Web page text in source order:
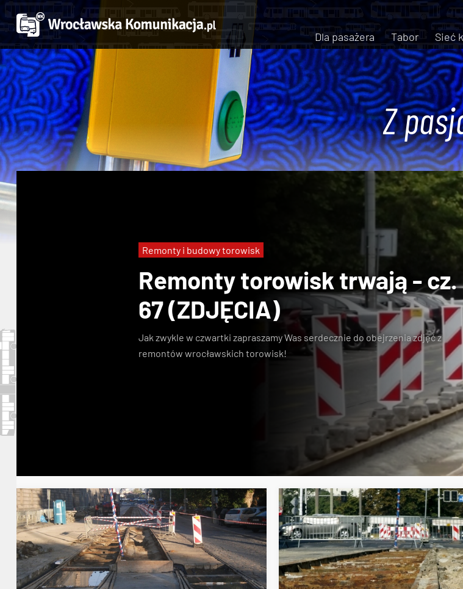
Dla pasażera Tabor Sieć
Z
Remonty torowisk trwają - cz.
67 (ZDJĘCIA)
Jak zwykle w czwartki zapraszamy Was serdecznie do obejrzenia zdjęć z
remontów wrocławskich torowisk!
Remonty i budowy torowisk